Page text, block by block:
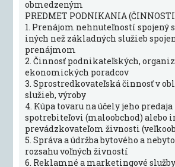
obmedzeným
PREDMET PODNIKANIA
1. Prenájom nehnuteľností spojený
iných než základných služieb
prenájmom
2. Činnosť podnikateľských,
ekonomických poradcov
3. Sprostredkovateľská činnosť v
služieb, výroby
4. Kúpa tovaru na účely jeho
spotrebiteľovi (maloobchod) alebo
prevádzkovateľom živnosti
5. Správa a údržba bytového a
rozsahu voľných živností
6. Reklamné a marketingové